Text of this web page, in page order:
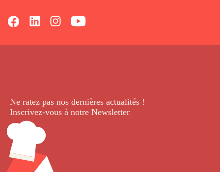
Ne ratez pas nos dernières actualités !
Inscrivez-vous à notre Newsletter.